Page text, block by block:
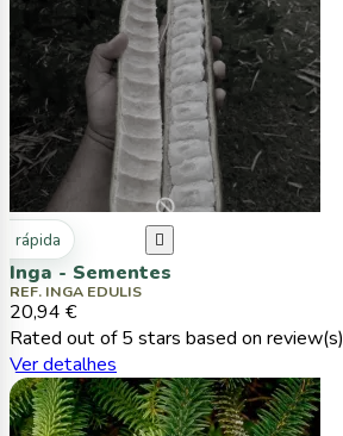
rápida 
Inga - Sementes
REF. INGA EDULIS
20,94 €
Rated out of 5 stars based on review(s)
Ver detalhes